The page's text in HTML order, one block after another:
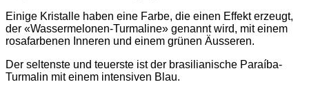
Einige Kristalle haben eine Farbe, die einen Effekt erzeugt,
der «Wassermelonen-Turmaline» genannt wird, mit einem
rosafarbenen Inneren und einem grünen Äusseren.
Der seltenste und teuerste ist der brasilianische Paraíba-
Turmalin mit einem intensiven Blau.